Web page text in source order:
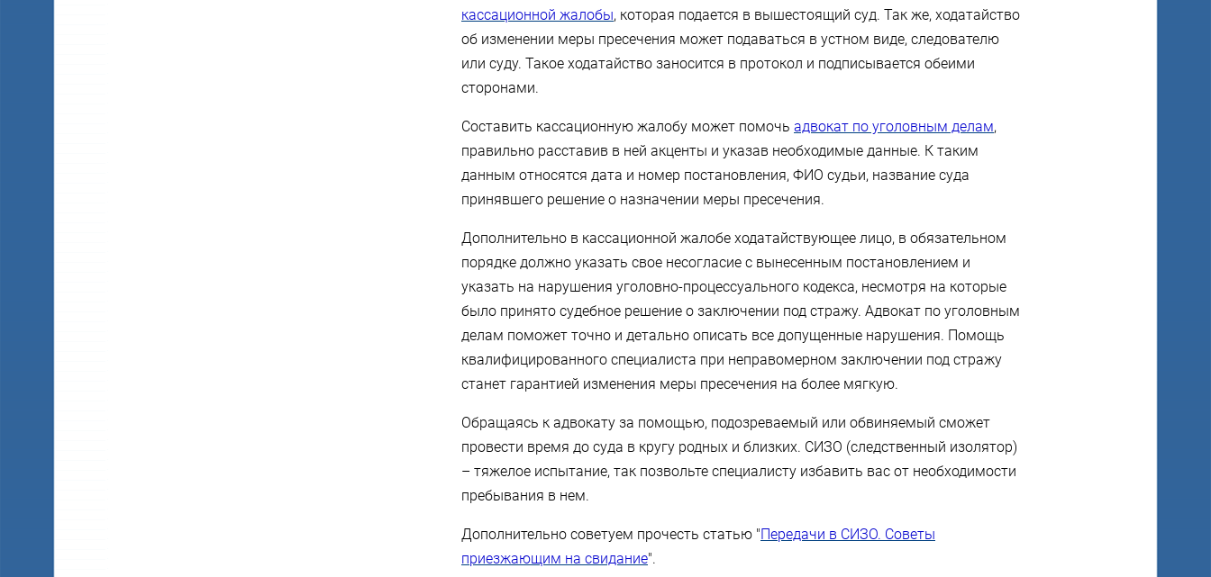
кассационной жалобы, которая подается в вышестоящий суд. Так же, ходатайство
об изменении меры пресечения может подаваться в устном виде, следователю
или суду. Такое ходатайство заносится в протокол и подписывается обеими
сторонами.
Составить кассационную жалобу может помочь адвокат по уголовным делам,
правильно расставив в ней акценты и указав необходимые данные. К таким
данным относятся дата и номер постановления, ФИО судьи, название суда
принявшего решение о назначении меры пресечения.
Дополнительно в кассационной жалобе ходатайствующее лицо, в обязательном
порядке должно указать свое несогласие с вынесенным постановлением и
указать на нарушения уголовно-процессуального кодекса, несмотря на которые
было принято судебное решение о заключении под стражу. Адвокат по уголовным
делам поможет точно и детально описать все допущенные нарушения. Помощь
квалифицированного специалиста при неправомерном заключении под стражу
станет гарантией изменения меры пресечения на более мягкую.
Обращаясь к адвокату за помощью, подозреваемый или обвиняемый сможет
провести время до суда в кругу родных и близких. СИЗО (следственный изолятор)
– тяжелое испытание, так позвольте специалисту избавить вас от необходимости
пребывания в нем.
Дополнительно советуем прочесть статью "Передачи в СИЗО. Советы
приезжающим на свидание".